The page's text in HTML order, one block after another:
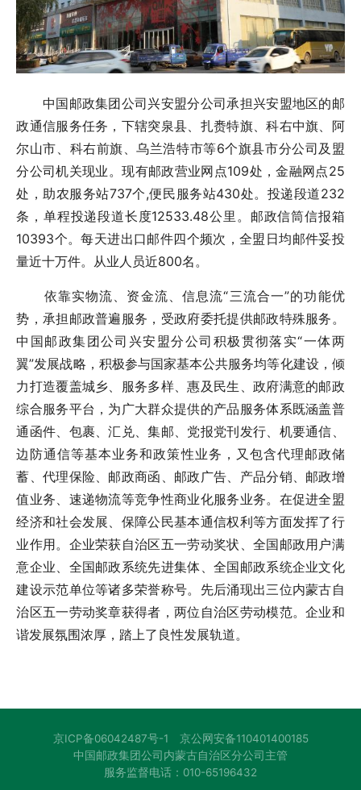
中国邮政集团公司兴安盟分公司承担兴安盟地区的邮
政通信服务任务，下辖突泉县、扎赉特旗、科右中旗、阿
尔山市、科右前旗、乌兰浩特市等6个旗县市分公司及盟
分公司机关现业。现有邮政营业网点109处，金融网点25
处，助农服务站737个,便民服务站430处。投递段道232
条，单程投递段道长度12533.48公里。邮政信筒信报箱
10393个。每天进出口邮件四个频次，全盟日均邮件妥投
量近十万件。从业人员近800名。
依靠实物流、资金流、信息流“三流合一”的功能优
势，承担邮政普遍服务，受政府委托提供邮政特殊服务。
中国邮政集团公司兴安盟分公司积极贯彻落实“一体两
翼”发展战略，积极参与国家基本公共服务均等化建设，倾
力打造覆盖城乡、服务多样、惠及民生、政府满意的邮政
综合服务平台，为广大群众提供的产品服务体系既涵盖普
通函件、包裹、汇兑、集邮、党报党刊发行、机要通信、
边防通信等基本业务和政策性业务，又包含代理邮政储
蓄、代理保险、邮政商函、邮政广告、产品分销、邮政增
值业务、速递物流等竞争性商业化服务业务。在促进全盟
经济和社会发展、保障公民基本通信权利等方面发挥了行
业作用。企业荣获自治区五一劳动奖状、全国邮政用户满
意企业、全国邮政系统先进集体、全国邮政系统企业文化
建设示范单位等诸多荣誉称号。先后涌现出三位内蒙古自
治区五一劳动奖章获得者，两位自治区劳动模范。企业和
谐发展氛围浓厚，踏上了良性发展轨道。
京ICP备06042487号-1 京公网安备110401400185
中国邮政集团公司内蒙古自治区分公司主管
服务监督电话：010-65196432